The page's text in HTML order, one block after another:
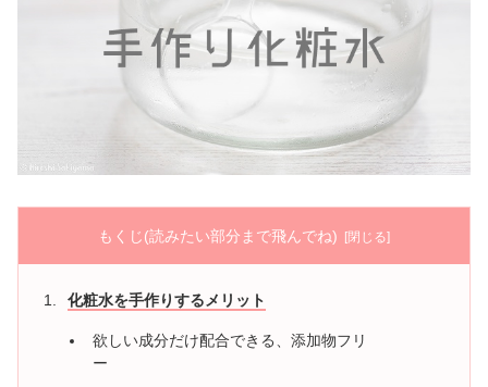
もくじ(読みたい部分まで飛んでね)
化粧水を手作りするメリット
欲しい成分だけ配合できる、添加物フリ
ー